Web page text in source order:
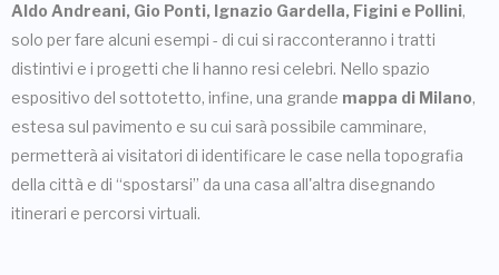
Aldo Andreani, Gio Ponti, Ignazio Gardella, Figini e Pollini,
solo per fare alcuni esempi - di cui si racconteranno i tratti
distintivi e i progetti che li hanno resi celebri. Nello spazio
espositivo del sottotetto, infine, una grande mappa di Milano,
estesa sul pavimento e su cui sarà possibile camminare,
permetterà ai visitatori di identificare le case nella topografia
della città e di “spostarsi” da una casa all'altra disegnando
itinerari e percorsi virtuali.